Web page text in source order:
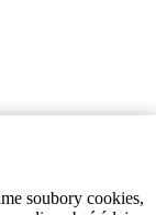
soubory cookies,